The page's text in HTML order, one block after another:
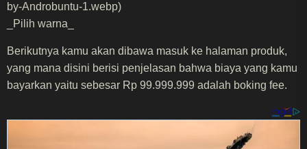
by-Androbuntu-1.webp)
_Pilih warna_
Berikutnya kamu akan dibawa masuk ke halaman produk,
yang mana disini berisi penjelasan bahwa biaya yang kamu
bayarkan yaitu sebesar Rp 99.999.999 adalah boking fee.